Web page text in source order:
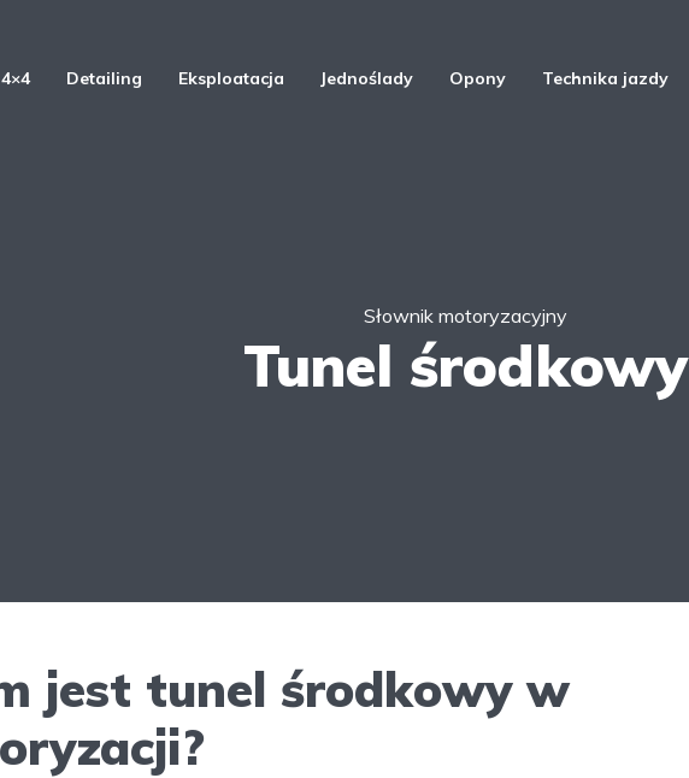
4×4 Detailing Eksploatacja Jednoślady Opony Technika jazdy
Słownik motoryzacyjny
Tunel środkowy
jest tunel środkowy w